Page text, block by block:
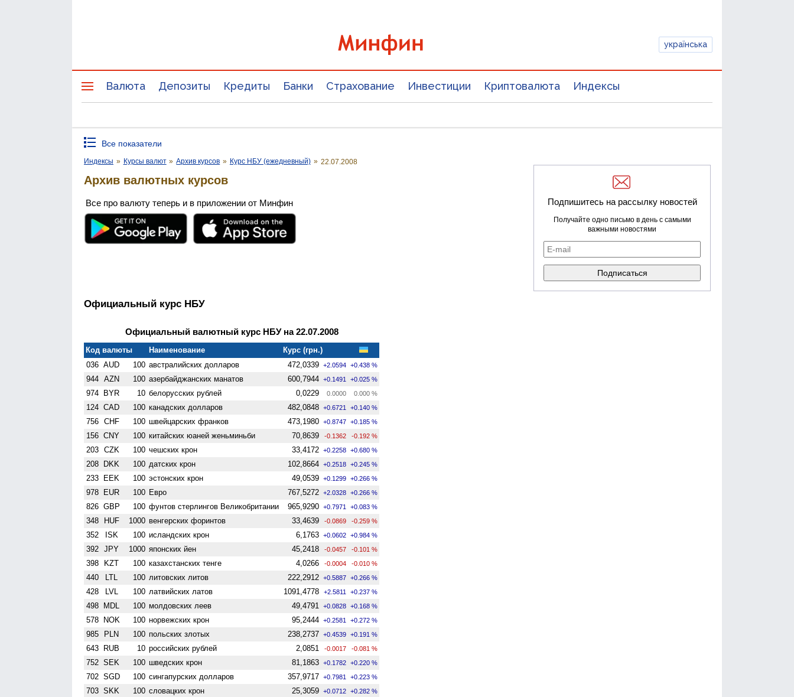
українська
Валюта Депозиты Кредиты Банки Страхование Инвестиции Криптовалюта Индексы
Все показатели
Индексы » Курсы валют » Архив курсов » Курс НБУ (ежедневный) » 22.07.2008
Архив валютных курсов
Все про валюту теперь и в приложении от Минфин
Официальный курс НБУ
Официальный валютный курс НБУ на 22.07.2008
Код валюты Наименование
Курс (грн.)
036 AUD 100 австралийских долларов 472,0339 +2.0594 +0.438 %
944 AZN 100 азербайджанских манатов 600,7944 +0.1491 +0.025 %
974 BYR 10 белорусских рублей 0,0229 0.0000 0.000 %
124 CAD 100 канадских долларов 482,0848 +0.6721 +0.140 %
756 CHF 100 швейцарских франков 473,1980 +0.8747 +0.185 %
156 CNY 100 китайских юаней женьминьби 70,8639 -0.1362 -0.192 %
203 CZK 100 чешских крон 33,4172 +0.2258 +0.680 %
208 DKK 100 датских крон 102,8664 +0.2518 +0.245 %
233 EEK 100 эстонских крон 49,0539 +0.1299 +0.266 %
978 EUR 100 Евро 767,5272 +2.0328 +0.266 %
826 GBP 100 фунтов стерлингов Велико­британии 965,9290 +0.7971 +0.083 %
348 HUF 1000 венгерских форинтов 33,4639 -0.0869 -0.259 %
352 ISK 100 исландских крон 6,1763 +0.0602 +0.984 %
392 JPY 1000 японских йен 45,2418 -0.0457 -0.101 %
398 KZT 100 казахстанских тенге 4,0266 -0.0004 -0.010 %
440 LTL 100 литовских литов 222,2912 +0.5887 +0.266 %
428 LVL 100 латвийских латов 1091,4778 +2.5811 +0.237 %
498 MDL 100 молдовских леев 49,4791 +0.0828 +0.168 %
578 NOK 100 норвежских крон 95,2444 +0.2581 +0.272 %
985 PLN 100 польских злотых 238,2737 +0.4539 +0.191 %
643 RUB 10 российских рублей 2,0851 -0.0017 -0.081 %
752 SEK 100 шведских крон 81,1863 +0.1782 +0.220 %
702 SGD 100 сингапурских долларов 357,9717 +0.7981 +0.223 %
703 SKK 100 словацких крон 25,3059 +0.0712 +0.282 %
Подпишитесь на рассылку новостей
Получайте одно письмо в день с самыми
важными новостями